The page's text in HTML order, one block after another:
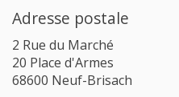
Adresse postale
2 Rue du Marché
20 Place d'Armes
68600 Neuf-Brisach